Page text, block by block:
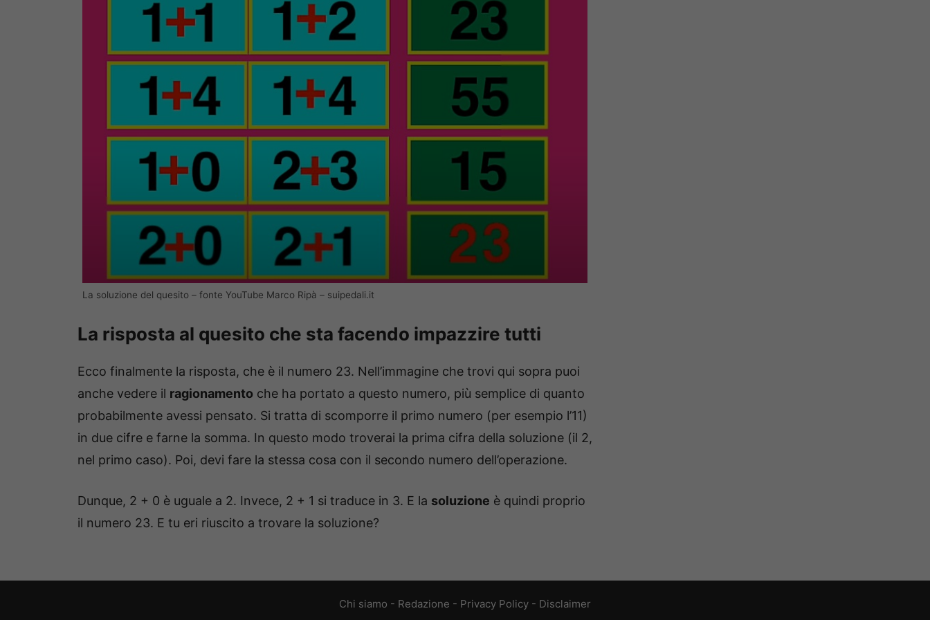
La soluzione del quesito – fonte YouTube Marco Ripà – suipedali.it
La risposta al quesito che sta facendo impazzire tutti
Ecco finalmente la risposta, che è il numero 23. Nell’immagine che trovi qui sopra puoi
anche vedere il ragionamento che ha portato a questo numero, più semplice di quanto
probabilmente avessi pensato. Si tratta di scomporre il primo numero (per esempio l’11)
in due cifre e farne la somma. In questo modo troverai la prima cifra della soluzione (il 2,
nel primo caso). Poi, devi fare la stessa cosa con il secondo numero dell’operazione.
Dunque, 2 + 0 è uguale a 2. Invece, 2 + 1 si traduce in 3. E la soluzione è quindi proprio
il numero 23. E tu eri riuscito a trovare la soluzione?
Chi siamo - Redazione - Privacy Policy - Disclaimer